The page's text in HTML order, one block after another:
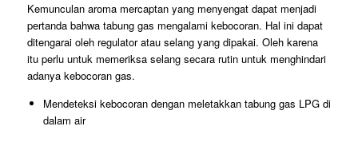
Kemunculan aroma mercaptan yang menyengat dapat menjadi
pertanda bahwa tabung gas mengalami kebocoran. Hal ini dapat
ditengarai oleh regulator atau selang yang dipakai. Oleh karena
itu perlu untuk memeriksa selang secara rutin untuk menghindari
adanya kebocoran gas.
Mendeteksi kebocoran dengan meletakkan tabung gas LPG di
dalam air